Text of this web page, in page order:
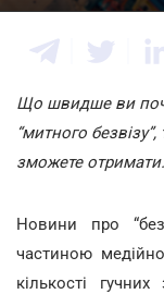
Що швидше ви
“митного
зможете отримати.
Новини про
частиною
кількості